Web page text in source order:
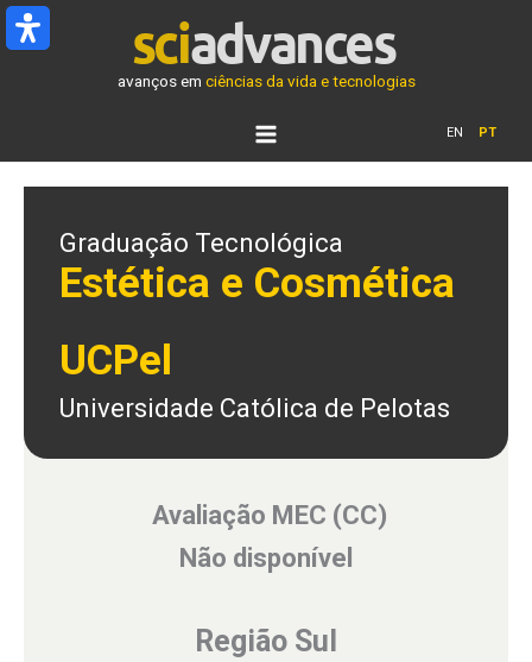
Ir
para
avanços em ciências da vida e tecnologias
EN PT
Graduação Tecnológica
Estética e Cosmética
UCPel
Universidade Católica de Pelotas
Avaliação MEC (CC)
Não disponível
Região Sul